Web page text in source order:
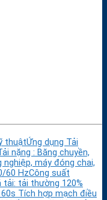
thuậtỨng dụng Tải
nặng : Băng chuyền,
máy đóng chai,
60 HzCông suất
tải: tải thường 120%
Tích hợp mạch điều